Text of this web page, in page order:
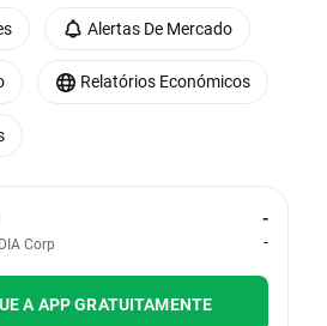
Corp
-
-
A APP GRATUITAMENTE
Alertas De Mercado
Relatórios Económicos